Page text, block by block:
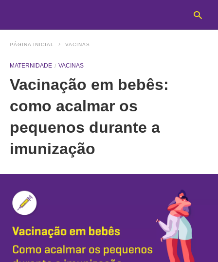
PÁGINA INICIAL VACINAS
MATERNIDADE VACINAS
Vacinação em bebês:
como acalmar os
pequenos durante a
imunização